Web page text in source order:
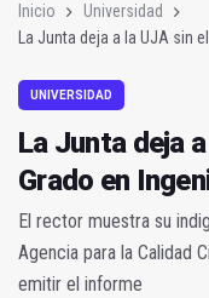
Inicio
Universidad
La Junta deja a la UJA sin
UNIVERSIDAD
La Junta deja
Grado en
El rector muestra su
Agencia para la Calidad
emitir el informe